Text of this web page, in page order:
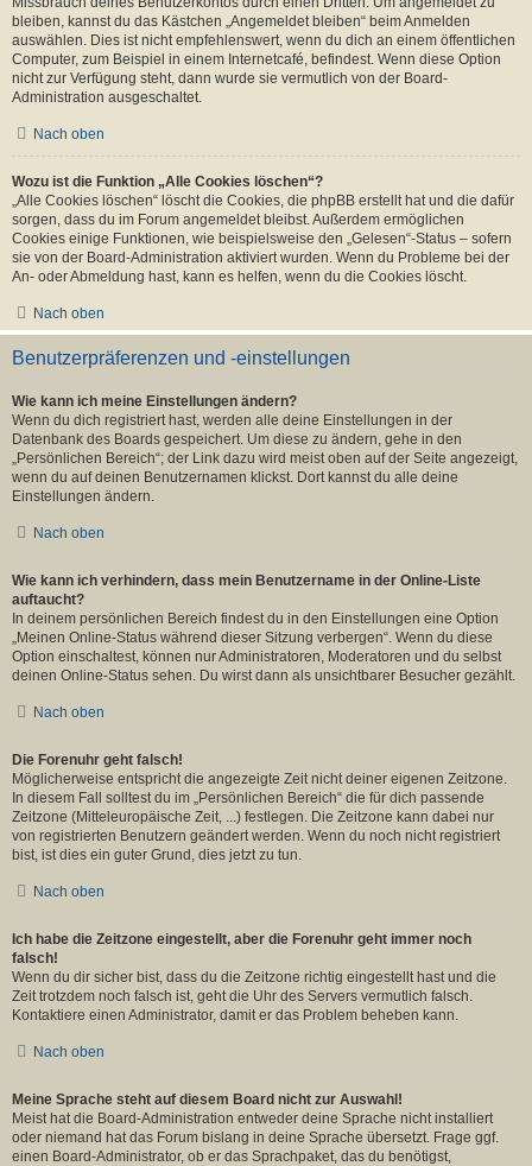
bleiben, kannst du das Kästchen „Angemeldet bleiben“ beim Anmelden
auswählen. Dies ist nicht empfehlenswert, wenn du dich an einem öffentlichen
Computer, zum Beispiel in einem Internetcafé, befindest. Wenn diese Option
nicht zur Verfügung steht, dann wurde sie vermutlich von der Board-
Administration ausgeschaltet.
Nach oben
Wozu ist die Funktion „Alle Cookies löschen“?
„Alle Cookies löschen“ löscht die Cookies, die phpBB erstellt hat und die dafür
sorgen, dass du im Forum angemeldet bleibst. Außerdem ermöglichen
Cookies einige Funktionen, wie beispielsweise den „Gelesen“-Status – sofern
sie von der Board-Administration aktiviert wurden. Wenn du Probleme bei der
An- oder Abmeldung hast, kann es helfen, wenn du die Cookies löscht.
Nach oben
Benutzerpräferenzen und -einstellungen
Wie kann ich meine Einstellungen ändern?
Wenn du dich registriert hast, werden alle deine Einstellungen in der
Datenbank des Boards gespeichert. Um diese zu ändern, gehe in den
„Persönlichen Bereich“; der Link dazu wird meist oben auf der Seite angezeigt,
wenn du auf deinen Benutzernamen klickst. Dort kannst du alle deine
Einstellungen ändern.
Nach oben
Wie kann ich verhindern, dass mein Benutzername in der Online-Liste
auftaucht?
In deinem persönlichen Bereich findest du in den Einstellungen eine Option
„Meinen Online-Status während dieser Sitzung verbergen“. Wenn du diese
Option einschaltest, können nur Administratoren, Moderatoren und du selbst
deinen Online-Status sehen. Du wirst dann als unsichtbarer Besucher gezählt.
Nach oben
Die Forenuhr geht falsch!
Möglicherweise entspricht die angezeigte Zeit nicht deiner eigenen Zeitzone.
In diesem Fall solltest du im „Persönlichen Bereich“ die für dich passende
Zeitzone (Mitteleuropäische Zeit, ...) festlegen. Die Zeitzone kann dabei nur
von registrierten Benutzern geändert werden. Wenn du noch nicht registriert
bist, ist dies ein guter Grund, dies jetzt zu tun.
Nach oben
Ich habe die Zeitzone eingestellt, aber die Forenuhr geht immer noch
falsch!
Wenn du dir sicher bist, dass du die Zeitzone richtig eingestellt hast und die
Zeit trotzdem noch falsch ist, geht die Uhr des Servers vermutlich falsch.
Kontaktiere einen Administrator, damit er das Problem beheben kann.
Nach oben
Meine Sprache steht auf diesem Board nicht zur Auswahl!
Meist hat die Board-Administration entweder deine Sprache nicht installiert
oder niemand hat das Forum bislang in deine Sprache übersetzt. Frage ggf.
einen Board-Administrator, ob er das Sprachpaket, das du benötigst,